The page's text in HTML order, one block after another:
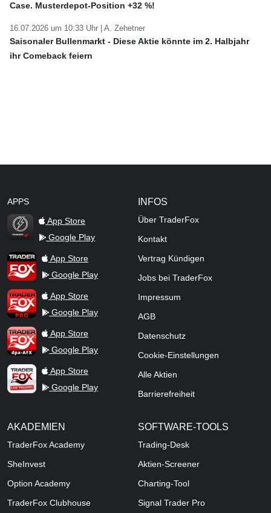
Case. Musterdepot-Position +32 %!
16.07.2026 um 10:33 Uhr | A. Zehetner
Saisonaler Bullenmarkt - Diese Aktie könnte im 2. Halbjahr
ihr Comeback feiern
APPS
TraderFox Flash
App Store
Google Play
TraderFox AppApp Store
Google Play
TraderFox ProApp Store
Google Play
TraderFox dpa-AFX ProFeed
App Store
Google Play
TraderFox Live Trading
App Store
Google Play
INFOS
Über TraderFox
Kontakt
Vertrag Kündigen
Jobs bei TraderFox
Impressum
AGB
Datenschutz
Cookie-Einstellungen
Alle Aktien
Barrierefreiheit
AKADEMIEN
TraderFox Academy
SheInvest
Option Academy
TraderFox Clubhouse
SOFTWARE-TOOLS
Trading-Desk
Aktien-Screener
Charting-Tool
Signal Trader Pro